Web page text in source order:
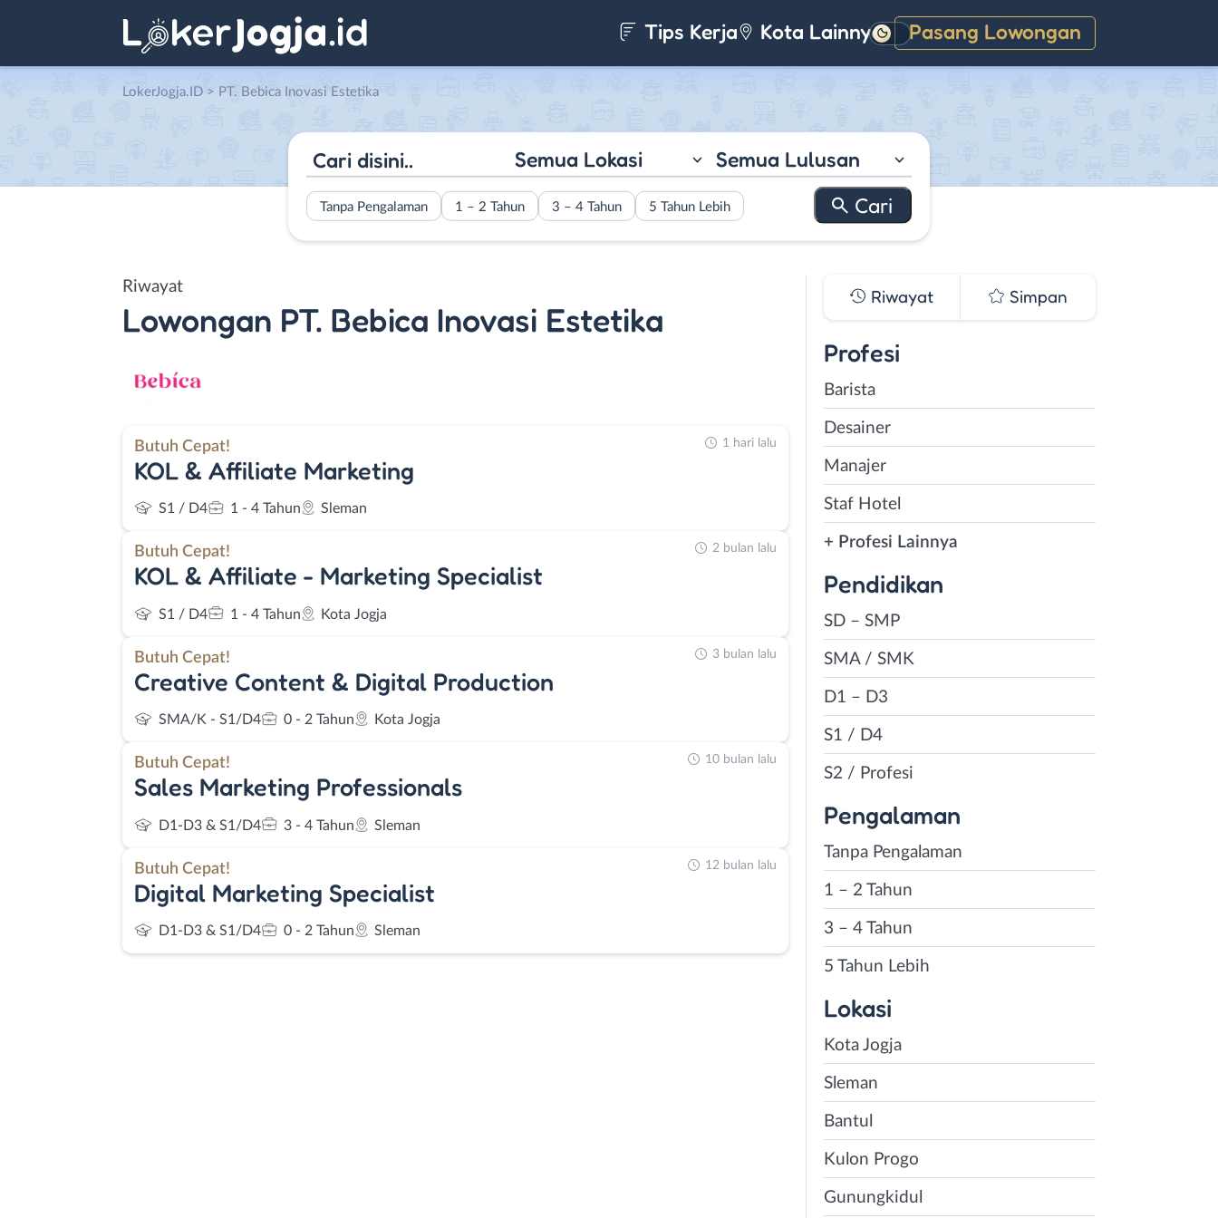
Tips Kerja Kota Lainnya Pasang Lowongan
Gelap
LokerJogja.ID > PT. Bebica Inovasi Estetika
Semua Lokasi Semua Lulusan
Tanpa Pengalaman 1 – 2 Tahun 3 – 4 Tahun 5 Tahun Lebih
Riwayat
Lowongan PT. Bebica Inovasi Estetika
Butuh Cepat!
KOL & Affiliate Marketing
S1 / D4 1 - 4 Tahun Sleman
1 hari lalu
Butuh Cepat!
KOL & Affiliate - Marketing Specialist
S1 / D4 1 - 4 Tahun Kota Jogja
2 bulan lalu
Butuh Cepat!
Creative Content & Digital Production
SMA/K - S1/D4 0 - 2 Tahun Kota Jogja
3 bulan lalu
Butuh Cepat!
Sales Marketing Professionals
D1-D3 & S1/D4 3 - 4 Tahun Sleman
10 bulan lalu
Butuh Cepat!
Digital Marketing Specialist
D1-D3 & S1/D4 0 - 2 Tahun Sleman
12 bulan lalu
Riwayat Simpan
Profesi
Barista
Desainer
Manajer
Staf Hotel
+ Profesi Lainnya
Pendidikan
SD – SMP
SMA / SMK
D1 – D3
S1 / D4
S2 / Profesi
Pengalaman
Tanpa Pengalaman
1 – 2 Tahun
3 – 4 Tahun
5 Tahun Lebih
Lokasi
Kota Jogja
Sleman
Bantul
Kulon Progo
Gunungkidul